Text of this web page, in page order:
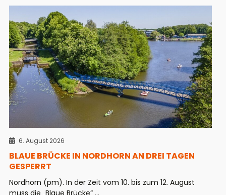
6. August 2026
BLAUE BRÜCKE IN NORDHORN AN DREI TAGEN
GESPERRT
Nordhorn (pm). In der Zeit vom 10. bis zum 12. August
muss die „Blaue Brücke“ ...